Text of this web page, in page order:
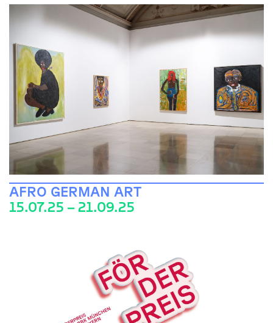
AFRO GERMAN ART
15.07.25 – 21.09.25